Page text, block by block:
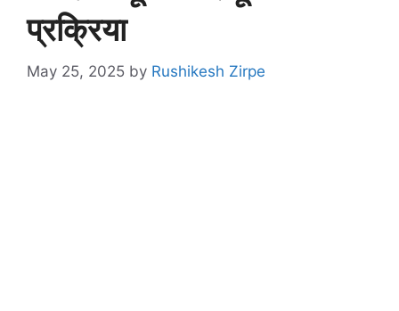
प्रक्रिया
May 25, 2025 by Rushikesh Zirpe